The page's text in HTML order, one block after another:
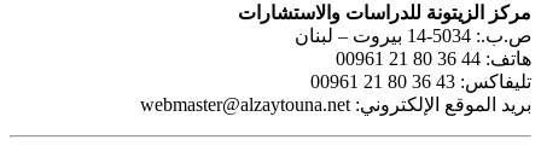
مركز الزيتونة للدراسات والاستشارات
ص.ب.: 5034-14 بيروت – لبنان
هاتف: 44 36 80 21 00961
تليفاكس: 43 36 80 21 00961
بريد الموقع الإلكتروني: webmaster@alzaytouna.net